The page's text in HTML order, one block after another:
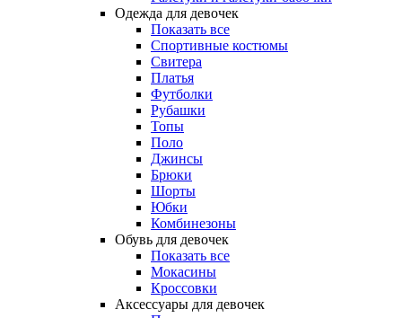
Одежда для девочек
Показать все
Спортивные костюмы
Свитера
Платья
Футболки
Рубашки
Топы
Поло
Джинсы
Брюки
Шорты
Юбки
Комбинезоны
Обувь для девочек
Показать все
Мокасины
Кроссовки
Аксессуары для девочек